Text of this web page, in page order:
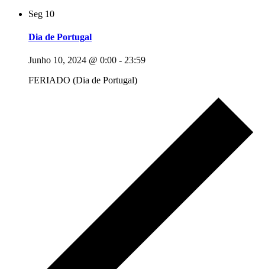
Seg 10
Dia de Portugal
Junho 10, 2024 @ 0:00 - 23:59
FERIADO (Dia de Portugal)